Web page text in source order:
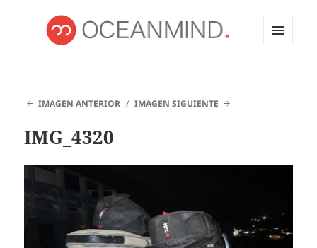
IMAGEN ANTERIOR IMAGEN SIGUIENTE
IMG_4320